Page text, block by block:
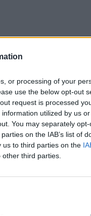
or processing of your
use the below opt-out
request is processed
utilized by us
You may separately
on the IAB’s list of
us to third parties on the
third parties.